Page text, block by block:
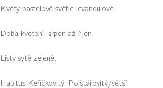
Květy pastelově světle levandulové.
Doba kvetení: srpen až říjen
Listy sytě zelené.
Habitus Keříčkovitý, Polštářovitý/větší